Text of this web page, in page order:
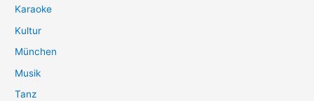
Karaoke
Kultur
München
Musik
Tanz